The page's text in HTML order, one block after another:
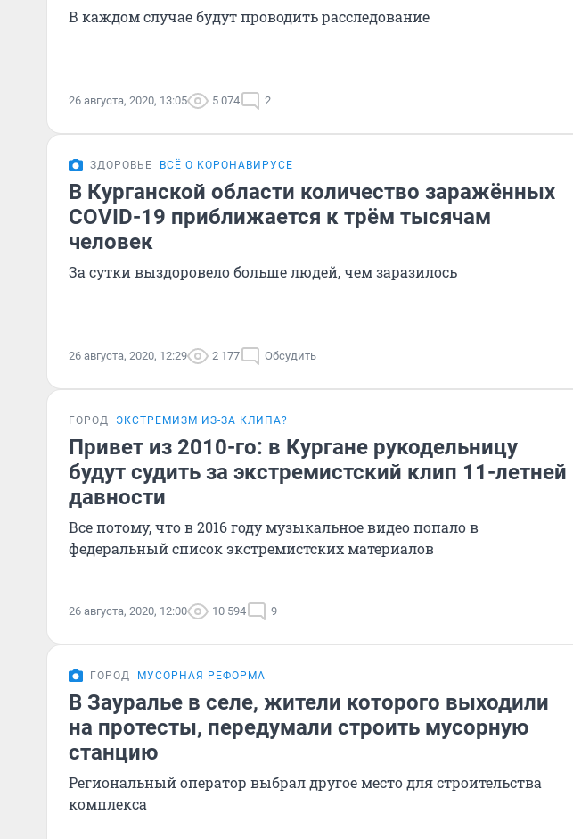
В каждом случае будут проводить расследование
26 августа, 2020, 13:05 5 074 2
ЗДОРОВЬЕ ВСЁ О КОРОНАВИРУСЕ
В Курганской области количество заражённых
COVID-19 приближается к трём тысячам
человек
За сутки выздоровело больше людей, чем заразилось
26 августа, 2020, 12:29 2 177 Обсудить
ГОРОД ЭКСТРЕМИЗМ ИЗ-ЗА КЛИПА?
Привет из 2010-го: в Кургане рукодельницу
будут судить за экстремистский клип 11-летней
давности
Все потому, что в 2016 году музыкальное видео попало в
федеральный список экстремистских материалов
26 августа, 2020, 12:00 10 594 9
ГОРОД МУСОРНАЯ РЕФОРМА
В Зауралье в селе, жители которого выходили
на протесты, передумали строить мусорную
станцию
Региональный оператор выбрал другое место для строительства
комплекса